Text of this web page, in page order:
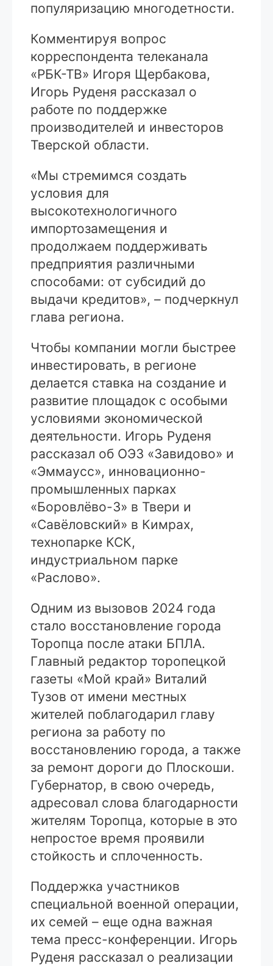
популяризацию многодетности.
Комментируя вопрос
корреспондента телеканала
«РБК-ТВ» Игоря Щербакова,
Игорь Руденя рассказал о
работе по поддержке
производителей и инвесторов
Тверской области.
«Мы стремимся создать
условия для
высокотехнологичного
импортозамещения и
продолжаем поддерживать
предприятия различными
способами: от субсидий до
выдачи кредитов», – подчеркнул
глава региона.
Чтобы компании могли быстрее
инвестировать, в регионе
делается ставка на создание и
развитие площадок с особыми
условиями экономической
деятельности. Игорь Руденя
рассказал об ОЭЗ «Завидово» и
«Эммаусс», инновационно-
промышленных парках
«Боровлёво-3» в Твери и
«Савёловский» в Кимрах,
технопарке КСК,
индустриальном парке
«Раслово».
Одним из вызовов 2024 года
стало восстановление города
Торопца после атаки БПЛА.
Главный редактор торопецкой
газеты «Мой край» Виталий
Тузов от имени местных
жителей поблагодарил главу
региона за работу по
восстановлению города, а также
за ремонт дороги до Плоскоши.
Губернатор, в свою очередь,
адресовал слова благодарности
жителям Торопца, которые в это
непростое время проявили
стойкость и сплоченность.
Поддержка участников
специальной военной операции,
их семей – еще одна важная
тема пресс-конференции. Игорь
Руденя рассказал о реализации